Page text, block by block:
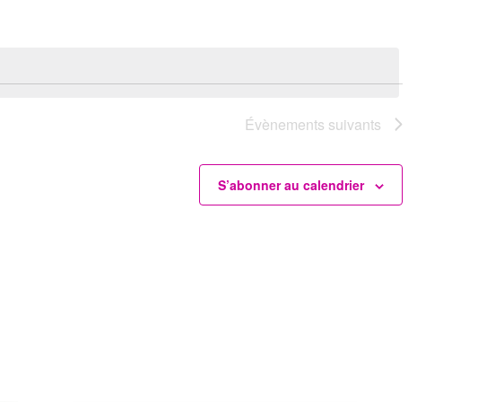
Évènements suivants
S’abonner au calendrier